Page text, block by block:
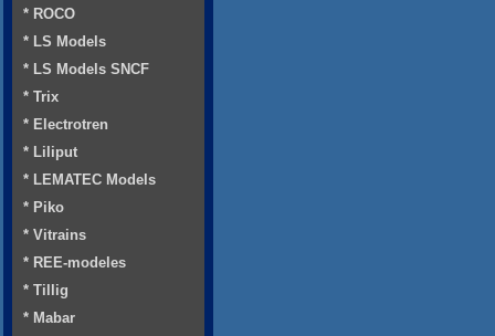
* ROCO
* LS Models
* LS Models SNCF
* Trix
* Electrotren
* Liliput
* LEMATEC Models
* Piko
* Vitrains
* REE-modeles
* Tillig
* Mabar